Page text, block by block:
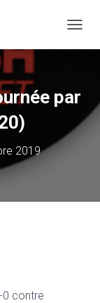
É
E
L
par
2019
0 contre